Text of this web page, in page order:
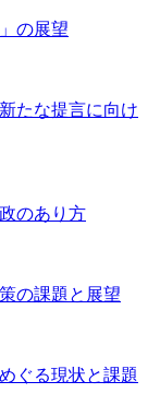
の展望
たな提言に向け
のあり方
の課題と展望
ぐる現状と課題